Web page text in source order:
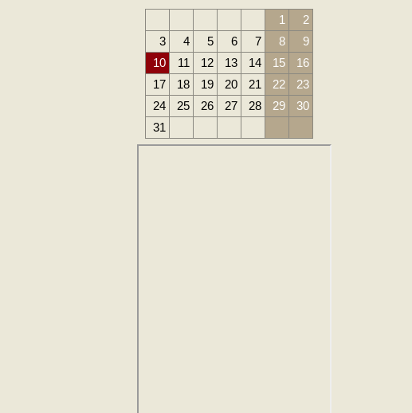
1
2
3
4 5 6 7 8
9
10
11 12 13 14 15
16
17
18 19 20 21 22
23
24
25 26 27 28 29
30
31